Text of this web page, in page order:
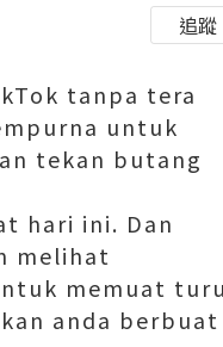
追蹤
tanpa tera
untuk
tekan butang
hari ini. Dan
melihat
memuat
anda berbuat